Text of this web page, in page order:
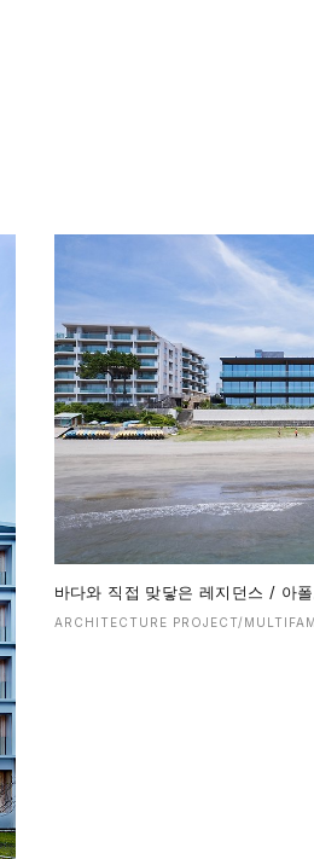
바다와 직접 맞닿은 레지던스 / 아
ARCHITECTURE PROJECT/